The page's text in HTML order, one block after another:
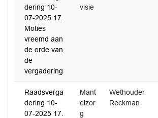
dering 10-
07-2025 17.
Moties
vreemd aan
de orde van
de
vergadering
visie
Raadsverga
dering 10-
07-2025 17.
Mant
elzor
g
Wethouder
Reckman